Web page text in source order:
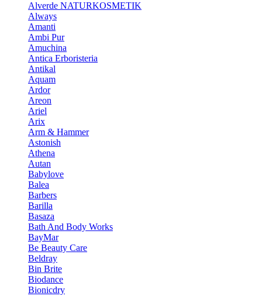
Alverde NATURKOSMETIK
Always
Amanti
Ambi Pur
Amuchina
Antica Erboristeria
Antikal
Aquam
Ardor
Areon
Ariel
Arix
Arm & Hammer
Astonish
Athena
Autan
Babylove
Balea
Barbers
Barilla
Basaza
Bath And Body Works
BayMar
Be Beauty Care
Beldray
Bin Brite
Biodance
Bionicdry